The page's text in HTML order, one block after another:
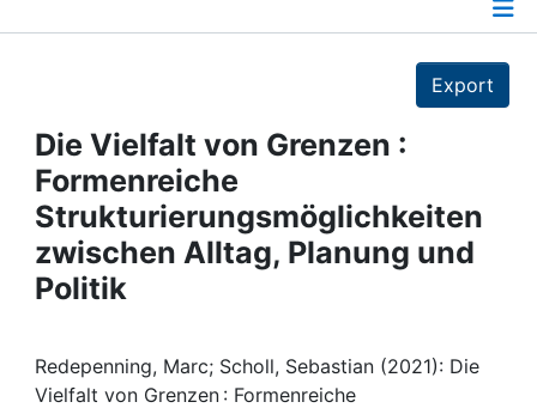
Projects
People
Institutions
My FIS
Export
Die Vielfalt von Grenzen :
Formenreiche
Strukturierungsmöglichkeiten
zwischen Alltag, Planung und
Politik
Redepenning, Marc; Scholl, Sebastian (2021): Die
Vielfalt von Grenzen : Formenreiche